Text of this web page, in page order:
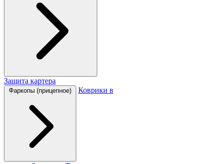
Защита картера
Фаркопы (прицепное) Коврики в